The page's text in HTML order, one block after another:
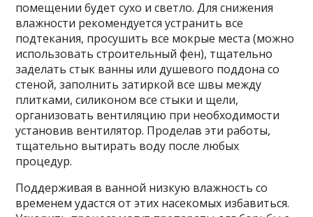
помещении будет сухо и светло. Для снижения
влажности рекомендуется устранить все
подтекания, просушить все мокрые места (можно
использовать строительный фен), тщательно
заделать стык ванны или душевого поддона со
стеной, заполнить затиркой все швы между
плитками, силиконом все стыки и щели,
организовать вентиляцию при необходимости
установив вентилятор. Проделав эти работы,
тщательно вытирать воду после любых
процедур.
Поддерживая в ванной низкую влажность со
временем удастся от этих насекомых избавиться.